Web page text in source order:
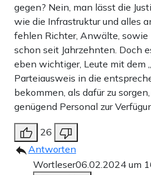
gegen? Nein, man lässt die
wie die Infrastruktur und alles
fehlen Richter, Anwälte, sowie
schon seit Jahrzehnten. Doch
eben wichtiger, Leute mit dem
Parteiausweis in die
bekommen, als dafür zu
genügend Personal zur
26
Antworten
Wortleser06.02.2024 um